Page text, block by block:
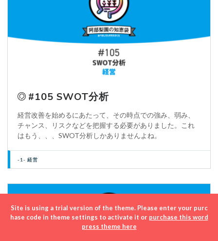
#105 SWOT分析
経営改善を始めるにあたって、その時点での強み、弱み、
チャンス、リスクなどを把握する必要がありました。これ
はもう、、、SWOT分析しかありませんよね。
-1- 経営
Site is using a trial version of the theme. Please enter your purc
hase code in theme settings to activate it or purchase this word
press theme here